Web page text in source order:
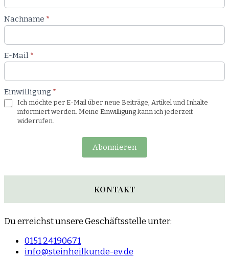
Nachname *
E-Mail *
Einwilligung *
Ich möchte per E-Mail über neue Beiträge, Artikel und Inhalte
informiert werden. Meine Einwilligung kann ich jederzeit
widerrufen.
Abonnieren
KONTAKT
Du erreichst unsere Geschäftsstelle unter:
0151 24190671
info@steinheilkunde-ev.de